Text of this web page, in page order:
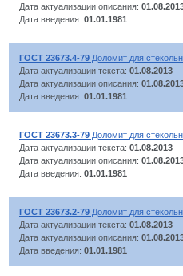
Дата актуализации описания:
Дата введения: 01.01.1981
ГОСТ 23673.4-79 Доломит для
Дата актуализации текста: 01.08.2013
Дата актуализации описания:
Дата введения: 01.01.1981
ГОСТ 23673.3-79 Доломит для
Дата актуализации текста: 01.08.2013
Дата актуализации описания:
Дата введения: 01.01.1981
ГОСТ 23673.2-79 Доломит для
Дата актуализации текста: 01.08.2013
Дата актуализации описания:
Дата введения: 01.01.1981